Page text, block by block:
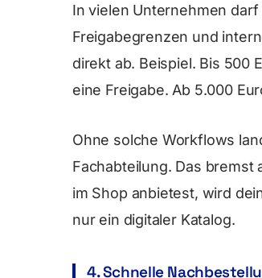
In vielen Unternehmen
Freigabegrenzen und
direkt ab. Beispiel. Bis 500
eine Freigabe. Ab 5.000
Ohne solche Workflows
Fachabteilung. Das
im Shop anbietest, wird
nur ein digitaler Katalog.
4. Schnelle